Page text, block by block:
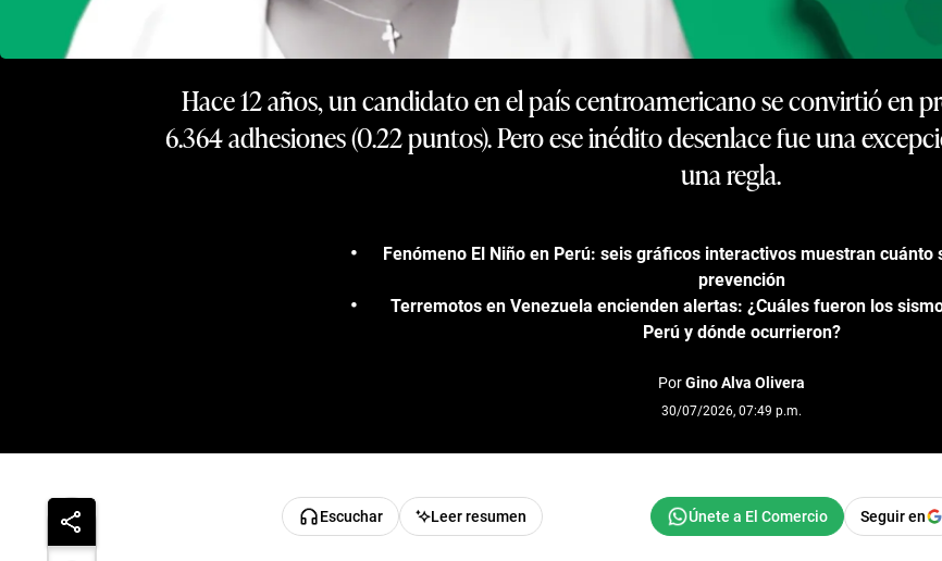
Hace 12 años, un candidato en el país centroamericano se convirtió en
6.364 adhesiones (0.22 puntos). Pero ese inédito desenlace fue una
una regla.
Fenómeno El Niño en Perú: seis gráficos interactivos muestran cuánto
prevención
Terremotos en Venezuela encienden alertas: ¿Cuáles fueron los
Perú y dónde ocurrieron?
PorGino Alva Olivera
30/07/2026, 07:49 p.m.
Escuchar Leer resumen Seguir en